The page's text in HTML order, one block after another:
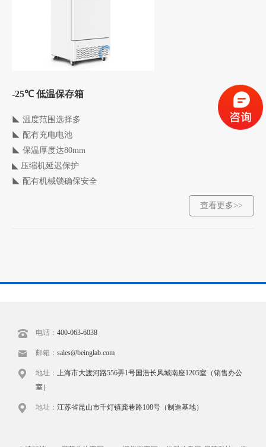
-25℃ 低温保存箱
◣ 温度范围选择多
◣ 配有充电电池
◣ 保温厚度达80mm
◣ 压缩机延迟保护
◣ 配有机械锁确保安全
查看更多>>
电话： 400-063-6038
邮箱： sales@beinglab.com
地址： 上海市大渡河路556弄1号国浩长风城南座1205室（销售办公
室）
地址： 江苏省昆山市千灯镇龚巷路108号（制造基地）